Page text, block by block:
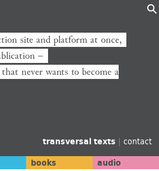
site and platform at once,
−
never wants to become a
transversal texts | contact
books audio